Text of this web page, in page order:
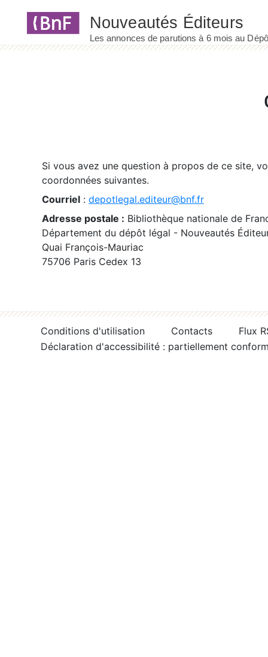
Si vous avez une question à propos de ce site,
coordonnées suivantes.
Courriel : depotlegal.editeur@bnf.fr
Adresse postale : Bibliothèque nationale de
Département du dépôt légal - Nouveautés
Quai François-Mauriac
75706 Paris Cedex 13
Conditions d'utilisation Contacts
Flux
Déclaration d'accessibilité : partiellement